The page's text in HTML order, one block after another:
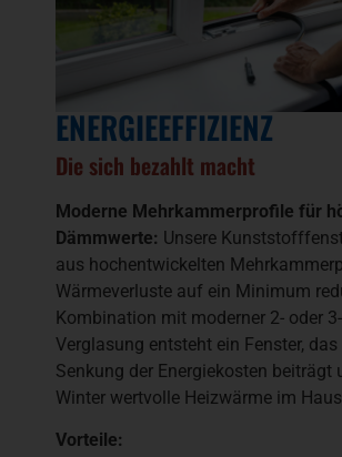
ENERGIEEFFIZIENZ
Die sich bezahlt macht
Moderne Mehrkammerprofile für
Dämmwerte: Unsere
aus hochentwickelten
Wärmeverluste auf ein Minimum
Kombination mit moderner 2- oder
Verglasung entsteht ein Fenster,
Senkung der Energiekosten beiträgt
Winter wertvolle Heizwärme im
Vorteile: